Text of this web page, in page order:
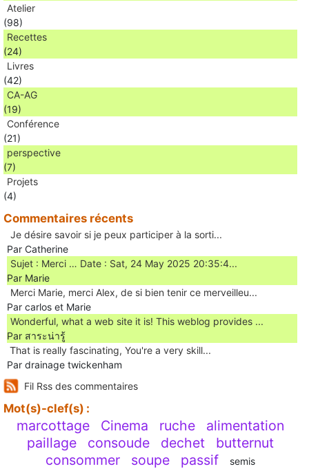
Atelier
(98)
Recettes
(24)
Livres
(42)
CA-AG
(19)
Conférence
(21)
perspective
(7)
Projets
(4)
Commentaires récents
Je désire savoir si je peux participer à la sorti...
Par Catherine
Sujet : Merci … Date : Sat, 24 May 2025 20:35:4...
Par Marie
Merci Marie, merci Alex, de si bien tenir ce merveilleu...
Par carlos et Marie
Wonderful, what a web site it is! This weblog provides ...
Par สาระน่ารู้
Ꭲhat is really fascinating, You'rе a very skill...
Par drainage twickenham
Fil Rss des commentaires
Mot(s)-clef(s) :
marcottage Cinema ruche
alimentation
paillage
consoude dechet
butternut
consommer
soupe passif semis